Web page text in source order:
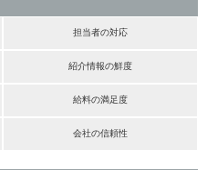
担当者の対応
紹介情報の鮮度
給料の満足度
会社の信頼性